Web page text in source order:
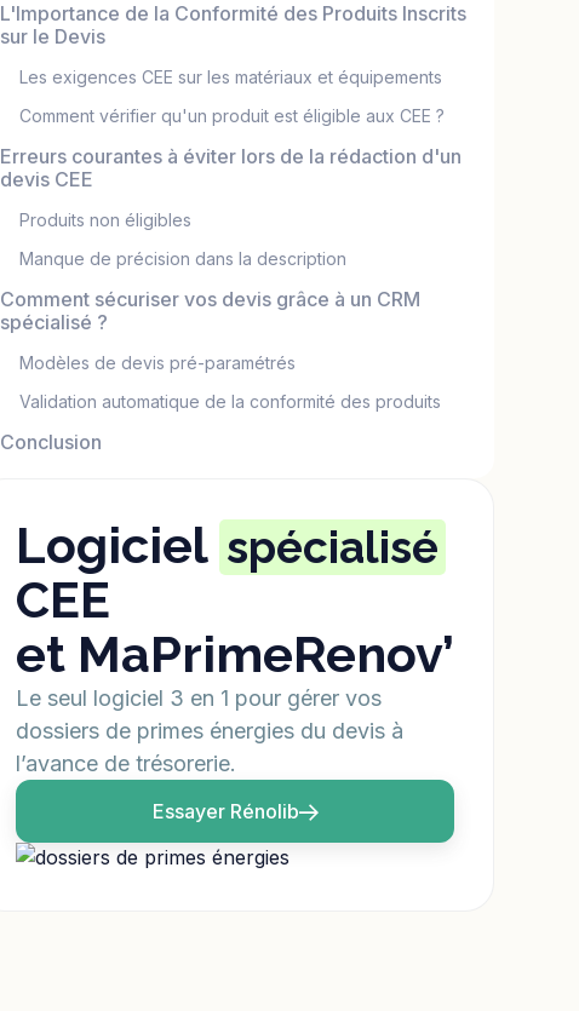
L'Importance de la Conformité des Produits Inscrits
sur le Devis
Les exigences CEE sur les matériaux et équipements
Comment vérifier qu'un produit est éligible aux CEE ?
Erreurs courantes à éviter lors de la rédaction d'un
devis CEE
Produits non éligibles
Manque de précision dans la description
Comment sécuriser vos devis grâce à un CRM
spécialisé ?
Modèles de devis pré-paramétrés
Validation automatique de la conformité des produits
Conclusion
Logiciel spécialisé
CEE
et MaPrimeRenov’
Le seul logiciel 3 en 1 pour gérer vos
dossiers de primes énergies du devis à
l’avance de trésorerie.
Essayer Rénolib